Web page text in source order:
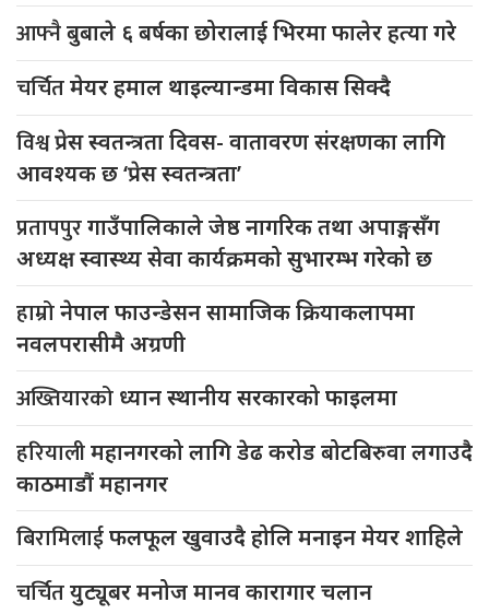
आफ्नैबुबाले ६ बर्षका छोरालाई भिरमा फालेर हत्या गरे
चर्चितमेयर हमाल थाइल्यान्डमा विकास सिक्दै
विश्वप्रेस स्वतन्त्रता दिवस- वातावरण संरक्षणका लागि
आवश्यक छ ‘प्रेस स्वतन्त्रता’
प्रतापपुरगाउँपालिकाले जेष्ठ नागरिक तथा अपाङ्गसँग
अध्यक्ष स्वास्थ्य सेवा कार्यक्रमको सुभारम्भ गरेको छ
हाम्रोनेपाल फाउन्डेसन सामाजिक क्रियाकलापमा
नवलपरासीमै अग्रणी
अख्तियारको ध्यान स्थानीय सरकारको फाइलमा
हरियालीमहानगरको लागि डेढ करोड बोटबिरुवा लगाउदै
काठमाडौं महानगर
बिरामिलाईफलफूल खुवाउदै होलि मनाइन मेयर शाहिले
चर्चितयुट्यूबर मनोज मानव कारागार चलान